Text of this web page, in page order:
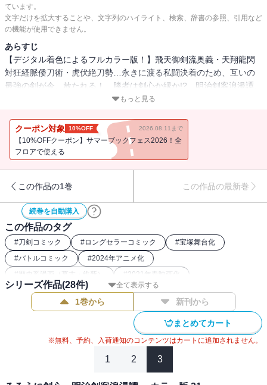
ています。
文字だけを拡大することや、文字列のハイライト、検索、辞書の参照、引用など
の機能が使用できません。
あらすじ
【デジタル着色によるフルカラー版！】飛天御剣流奥義・天翔龍閃
対狂経脈倭刀術・虎伏絶刀勢…永きに渡る私闘決着のため、互いの
最強の剣が今、放たれる！ 勝者は剣心か縁か!? 明治剣客浪漫譚、
感動の完結巻!! 【同時収録】「特別編(4) 弥彦の逆刃刀」「特別編
もっと見る
クーポン対象 10%OFF 2026.08.11まで
【10%OFFクーポン】サマーブックフェス2026！全
フロアで使える
この作品の1巻 この作品の最新巻
続巻を自動購入
この作品のタグ
#刀剣コミック #ロングセラーコミック #宝塚舞台化
#バトルコミック #2024年アニメ化
# 歴史系漫画（幕末・維新） #2021年春映画化
#2023年アニメ化 #るろうに剣心関連作 #最強主人公コミック
歴史漫画 #
フルカラーコミック（ジャンプ系）
# 和風ファンタジー漫画
全て表示する
シリーズ作品(28件)
1巻から 新刊から
まとめてカート
※無料、予約、入荷通知のコンテンツはカートに追加されません。
1 2 3